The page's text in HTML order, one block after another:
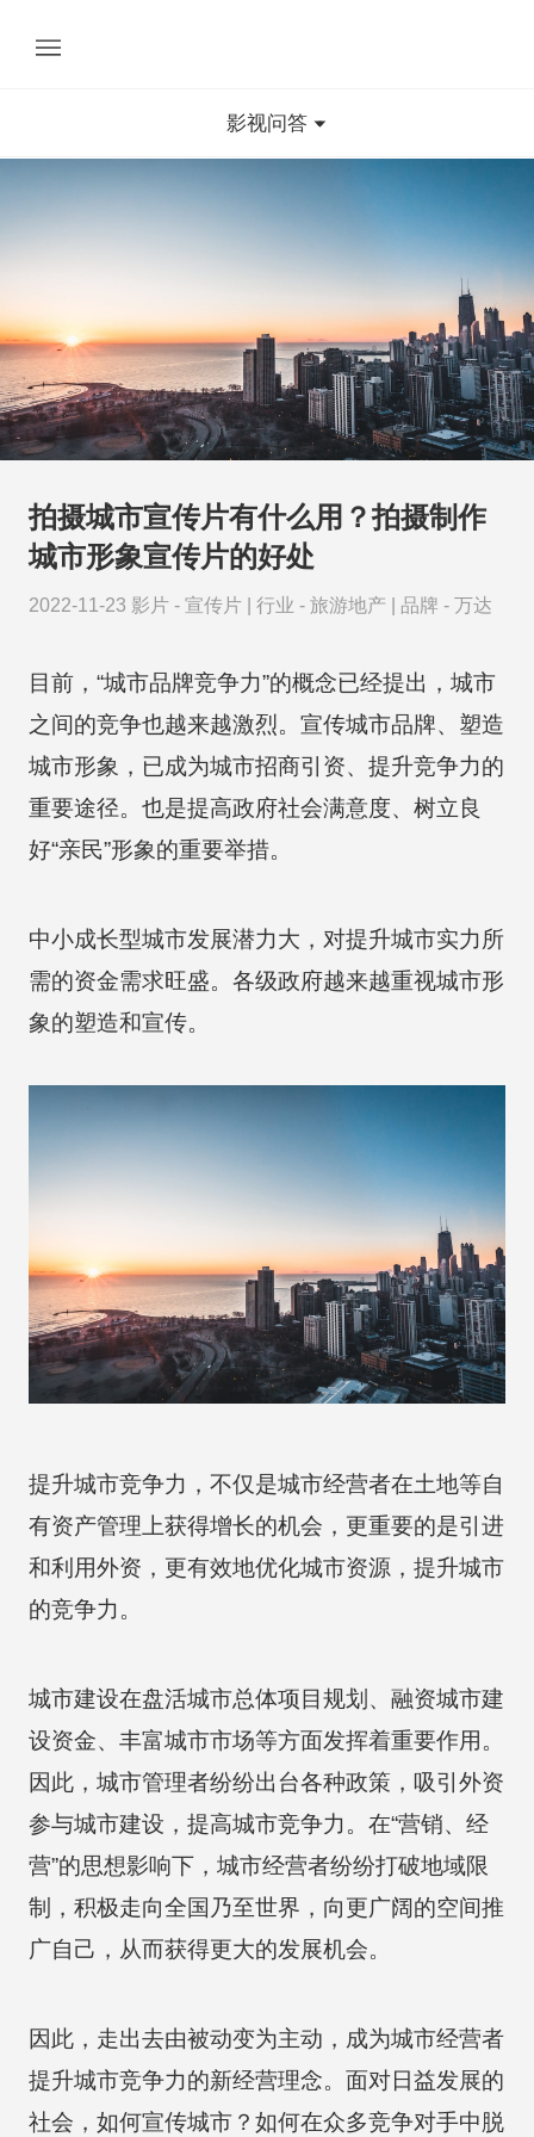
影视问答
拍摄城市宣传片有什么用？拍摄制作
城市形象宣传片的好处
2022-11-23 影片 - 宣传片 行业 - 旅游地产 品牌 - 万达
目前，“城市品牌竞争力”的概念已经提出，城市
之间的竞争也越来越激烈。宣传城市品牌、塑造
城市形象，已成为城市招商引资、提升竞争力的
重要途径。也是提高政府社会满意度、树立良
好“亲民”形象的重要举措。
中小成长型城市发展潜力大，对提升城市实力所
需的资金需求旺盛。各级政府越来越重视城市形
象的塑造和宣传。
提升城市竞争力，不仅是城市经营者在土地等自
有资产管理上获得增长的机会，更重要的是引进
和利用外资，更有效地优化城市资源，提升城市
的竞争力。
城市建设在盘活城市总体项目规划、融资城市建
设资金、丰富城市市场等方面发挥着重要作用。
因此，城市管理者纷纷出台各种政策，吸引外资
参与城市建设，提高城市竞争力。在“营销、经
营”的思想影响下，城市经营者纷纷打破地域限
制，积极走向全国乃至世界，向更广阔的空间推
广自己，从而获得更大的发展机会。
因此，走出去由被动变为主动，成为城市经营者
提升城市竞争力的新经营理念。面对日益发展的
社会，如何宣传城市？如何在众多竞争对手中脱